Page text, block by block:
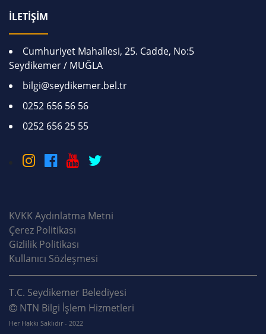
İLETİŞİM
Cumhuriyet Mahallesi, 25. Cadde, No:5
Seydikemer / MUĞLA
bilgi@seydikemer.bel.tr
0252 656 56 56
0252 656 25 55
KVKK Aydınlatma Metni
Çerez Politikası
Gizlilik Politikası
Kullanıcı Sözleşmesi
T.C. Seydikemer Belediyesi
NTN Bilgi İşlem Hizmetleri
Her Hakkı Saklıdır - 2022